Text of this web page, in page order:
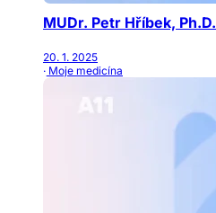
MUDr. Petr Hříbek, Ph.D.
20. 1. 2025
· Moje medicína